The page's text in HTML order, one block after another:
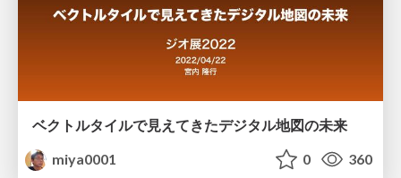
ベクトルタイルで見えてきたデジタル地図の未来
miya0001
0 360